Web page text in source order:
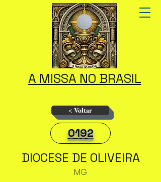
A MISSA NO BRASIL
< Voltar
0192
DIOCESE DE OLIVEIRA
MG